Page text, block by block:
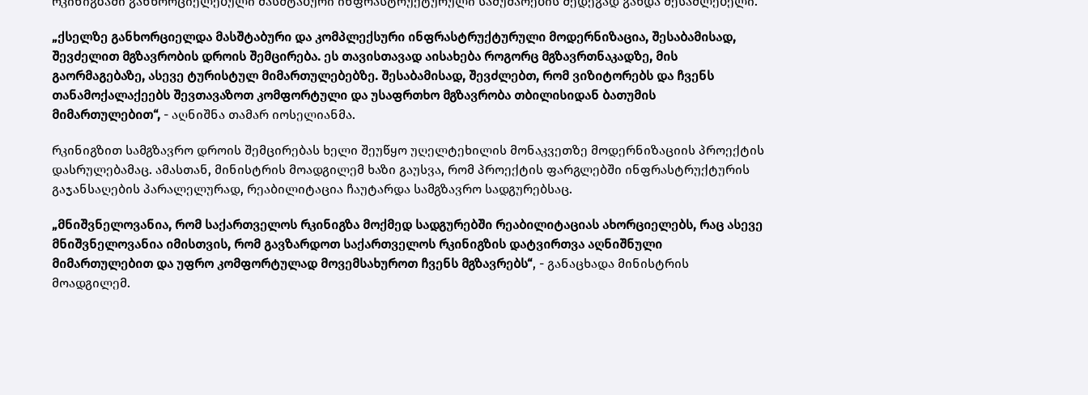
„ქსელზე განხორციელდა მასშტაბური და კომპლექსური ინფრასტრუქტურული მოდერნიზაცია, შესაბამისად,
შევძელით მგზავრობის დროის შემცირება. ეს თავისთავად აისახება როგორც მგზავრთნაკადზე, მის
გაორმაგებაზე, ასევე ტურისტულ მიმართულებებზე. შესაბამისად, შევძლებთ, რომ ვიზიტორებს და ჩვენს
თანამოქალაქეებს შევთავაზოთ კომფორტული და უსაფრთხო მგზავრობა თბილისიდან ბათუმის
მიმართულებით“, - აღნიშნა თამარ იოსელიანმა.
რკინიგზით სამგზავრო დროის შემცირებას ხელი შეუწყო უღელტეხილის მონაკვეთზე მოდერნიზაციის პროექტის
დასრულებამაც. ამასთან, მინისტრის მოადგილემ ხაზი გაუსვა, რომ პროექტის ფარგლებში ინფრასტრუქტურის
გაჯანსაღების პარალელურად, რეაბილიტაცია ჩაუტარდა სამგზავრო სადგურებსაც.
„მნიშვნელოვანია, რომ საქართველოს რკინიგზა მოქმედ სადგურებში რეაბილიტაციას ახორციელებს, რაც ასევე
მნიშვნელოვანია იმისთვის, რომ გავზარდოთ საქართველოს რკინიგზის დატვირთვა აღნიშნული
მიმართულებით და უფრო კომფორტულად მოვემსახუროთ ჩვენს მგზავრებს“, - განაცხადა მინისტრის
მოადგილემ.